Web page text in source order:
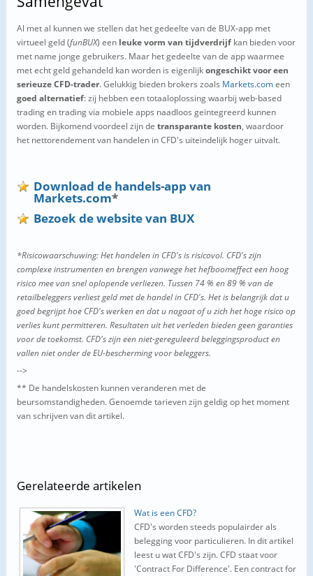
Al met al kunnen we stellen dat het gedeelte van de BUX-app met
virtueel geld (funBUX) een leuke vorm van tijdverdrijfkan bieden voor
met name jonge gebruikers. Maar het gedeelte van de app waarmee
met echt geld gehandeld kan worden is eigenlijkongeschikt voor een
serieuze CFD-trader. Gelukkig bieden brokers zoals Markets.comeen
goed alternatief: zij hebben een totaaloplossing waarbij web-based
trading en trading via mobiele apps naadloos geïntegreerd kunnen
worden. Bijkomend voordeel zijn de transparante kosten, waardoor
het nettorendement van handelen in CFD's uiteindelijk hoger uitvalt.
Download de handels-app van
Markets.com*
Bezoek de website van BUX
*Risicowaarschuwing: Het handelen in CFD's is risicovol. CFD's zijn
complexe instrumenten en brengen vanwege het hefboomeffect een hoog
risico mee van snel oplopende verliezen. Tussen 74 % en 89 % van de
retailbeleggers verliest geld met de handel in CFD's. Het is belangrijk dat u
goed begrijpt hoe CFD's werken en dat u nagaat of u zich het hoge risico op
verlies kunt permitteren. Resultaten uit het verleden bieden geen garanties
voor de toekomst. CFD's zijn een niet-gereguleerd beleggingsproduct en
vallen niet onder de EU-bescherming voor beleggers.
-->
** De handelskosten kunnen veranderen met de
beursomstandigheden. Genoemde tarieven zijn geldig op het moment
van schrijven van dit artikel.
Gerelateerde artikelen
Wat is een CFD?
CFD's worden steeds populairder als
belegging voor particulieren. In dit artikel
leest u wat CFD's zijn. CFD staat voor
'Contract For Difference'. Een contract for